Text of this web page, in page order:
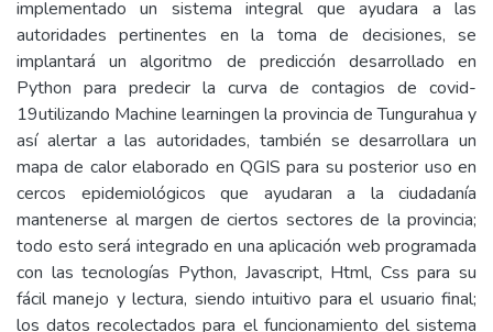
implementado un sistema integral que ayudara a las
autoridades pertinentes en la toma de decisiones, se
implantará un algoritmo de predicción desarrollado en
Python para predecir la curva de contagios de covid-
19utilizando Machine learningen la provincia de Tungurahua y
así alertar a las autoridades, también se desarrollara un
mapa de calor elaborado en QGIS para su posterior uso en
cercos epidemiológicos que ayudaran a la ciudadanía
mantenerse al margen de ciertos sectores de la provincia;
todo esto será integrado en una aplicación web programada
con las tecnologías Python, Javascript, Html, Css para su
fácil manejo y lectura, siendo intuitivo para el usuario final;
los datos recolectados para el funcionamiento del sistema